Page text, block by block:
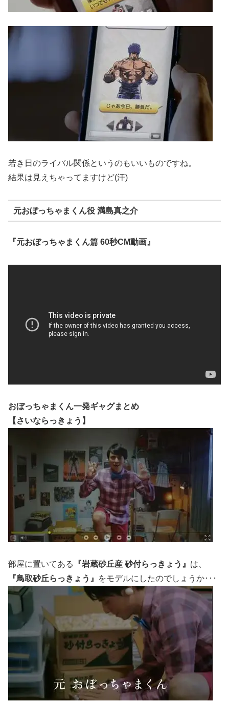
若き日のライバル関係というのもいいものですね。
結果は見えちゃってますけど(汗)
元おぼっちゃまくん役 満島真之介
『元おぼっちゃまくん篇 60秒CM動画』
おぼっちゃまくん一発ギャグまとめ
【さいならっきょう】
部屋に置いてある 『岩蔵砂丘産 砂付らっきょう』 は、
『鳥取砂丘らっきょう』
をモデルにしたのでしょうか･･･